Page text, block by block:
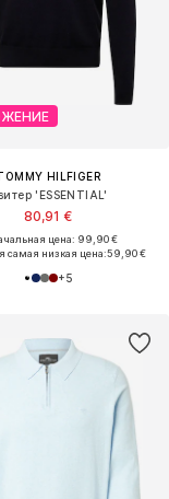
HILFIGER
'ESSENTIAL'
80,91 €
цена: 99,90 €
самая низкая цена:59,90 €
+5